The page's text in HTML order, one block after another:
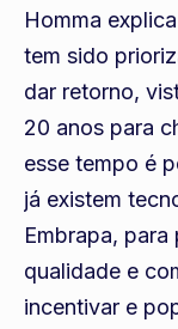
Homma
tem sido
dar retorno,
20 anos para
esse tempo é
já existem
Embrapa,
qualidade e
incentivar e